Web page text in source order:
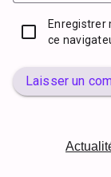
Enregistrer
ce
Laisser un